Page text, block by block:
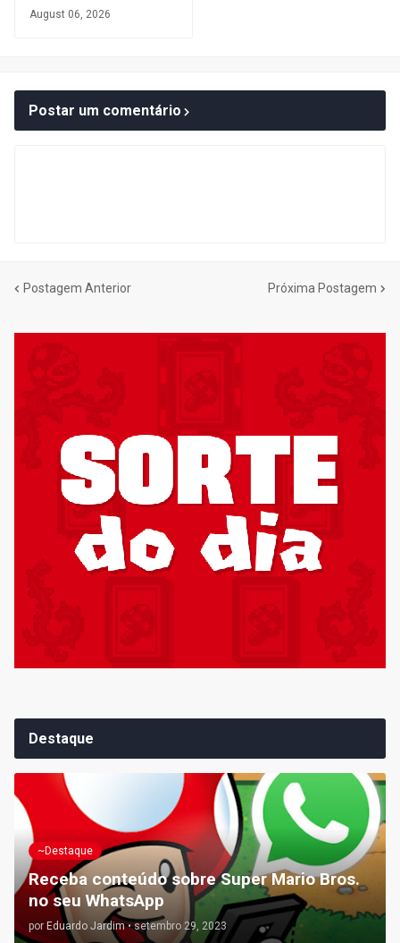
August 06, 2026
Postar um comentário
Postagem Anterior Próxima Postagem
Destaque
~Destaque
Receba conteúdo sobre Super Mario Bros.
no seu WhatsApp
por Eduardo Jardim • setembro 29, 2023